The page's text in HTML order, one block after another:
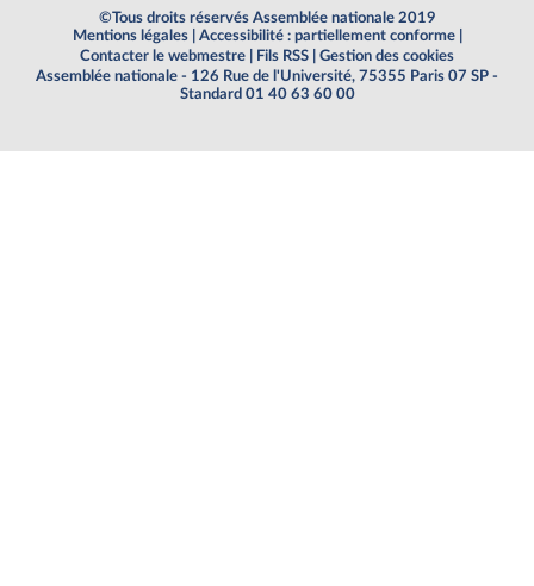
©Tous droits réservés Assemblée nationale 2019
Mentions légales
Accessibilité : partiellement conforme
Contacter le webmestre
Fils RSS
Gestion des cookies
Assemblée nationale - 126 Rue de l'Université, 75355 Paris 07 SP -
Standard 01 40 63 60 00